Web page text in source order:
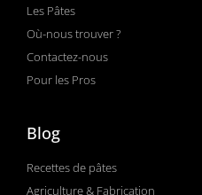
Les Pâtes
Où-nous trouver ?
Contactez-nous
Pour les Pros
Blog
Recettes de pâtes
Agriculture & Fabrication